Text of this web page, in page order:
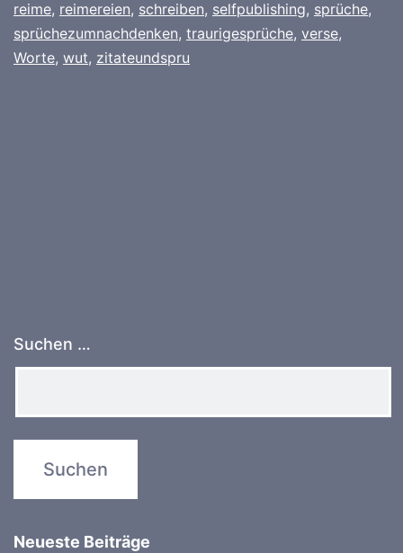
reime, reimereien, schreiben, selfpublishing, sprüche,
sprüchezumnachdenken, traurigesprüche, verse,
Worte, wut, zitateundspru
Suchen …
Neueste Beiträge